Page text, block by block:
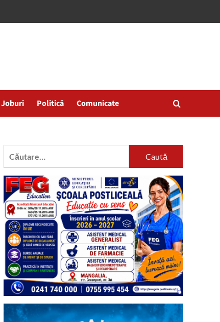
Joburi Politică Comunicate
Caută